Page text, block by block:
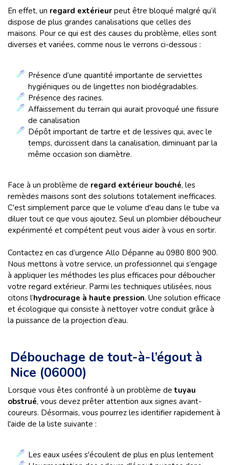
En effet, un regard extérieur peut être bloqué malgré qu’il
dispose de plus grandes canalisations que celles des
maisons. Pour ce qui est des causes du problème, elles sont
diverses et variées, comme nous le verrons ci-dessous :
Présence d’une quantité importante de serviettes
hygiéniques ou de lingettes non biodégradables.
Présence des racines.
Affaissement du terrain qui aurait provoqué une fissure
de canalisation
Dépôt important de tartre et de lessives qui, avec le
temps, durcissent dans la canalisation, diminuant par la
même occasion son diamètre.
Face à un problème de regard extérieur bouché, les
remèdes maisons sont des solutions totalement inefficaces.
C'est simplement parce que le volume d'eau dans le tube va
diluer tout ce que vous ajoutez. Seul un plombier déboucheur
expérimenté et compétent peut vous aider à vous en sortir.
Contactez en cas d’urgence Allo Dépanne au 0980 800 900.
Nous mettons à votre service, un professionnel qui s’engage
à appliquer les méthodes les plus efficaces pour déboucher
votre regard extérieur. Parmi les techniques utilisées, nous
citons l’hydrocurage à haute pression. Une solution efficace
et écologique qui consiste à nettoyer votre conduit grâce à
la puissance de la projection d’eau.
Débouchage de tout-à-l’égout à
Nice (06000)
Lorsque vous êtes confronté à un problème de tuyau
obstrué, vous devez prêter attention aux signes avant-
coureurs. Désormais, vous pourrez les identifier rapidement à
l'aide de la liste suivante :
Les eaux usées s'écoulent de plus en plus lentement